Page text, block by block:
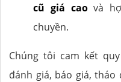
cũ giá caovà
chuyền.
Chúng tôi cam kết
đánh giá, báo giá,